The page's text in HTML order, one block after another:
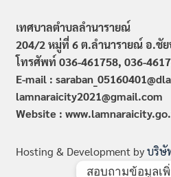
เทศบาลตำบลลำนารายณ์
204/2 หมู่ที่ 6 ต.ลำนารายณ์ อ.ชั
โทรศัพท์ 036-461758, 036-
E-mail :
lamnaraicity2021@gmail.com
Website : www.lamnaraicity
Hosting & Development byบริษั
สอบถามข้อมูลเ